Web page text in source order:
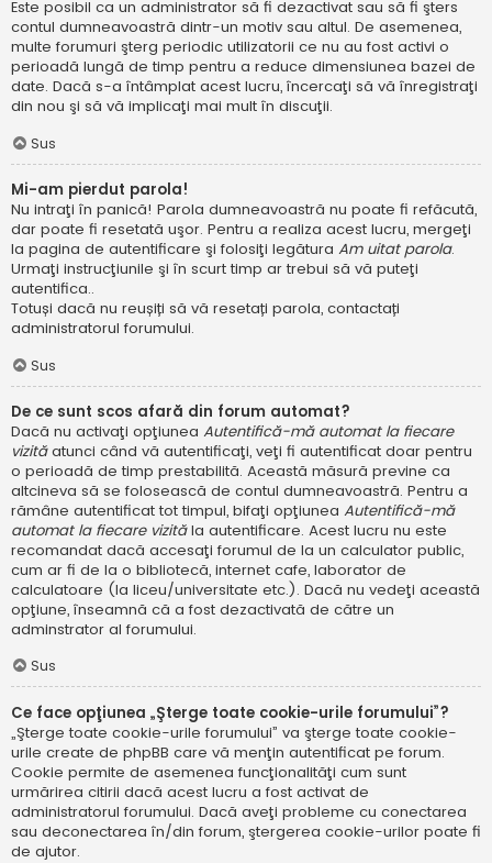
Este posibil ca un administrator să fi dezactivat sau să fi şters
contul dumneavoastră dintr-un motiv sau altul. De asemenea,
multe forumuri şterg periodic utilizatorii ce nu au fost activi o
perioadă lungă de timp pentru a reduce dimensiunea bazei de
date. Dacă s-a întâmplat acest lucru, încercaţi să vă înregistraţi
din nou şi să vă implicaţi mai mult în discuţii.
Sus
Mi-am pierdut parola!
Nu intraţi în panică! Parola dumneavoastră nu poate fi refăcută,
dar poate fi resetată uşor. Pentru a realiza acest lucru, mergeţi
la pagina de autentificare şi folosiţi legătura Am uitat parola.
Urmaţi instrucţiunile şi în scurt timp ar trebui să vă puteţi
autentifica..
Totuși dacă nu reușiți să vă resetați parola, contactați
administratorul forumului.
Sus
De ce sunt scos afară din forum automat?
Dacă nu activaţi opţiunea Autentifică-mă automat la fiecare
vizităatunci când vă autentificaţi, veţi fi autentificat doar pentru
o perioadă de timp prestabilită. Această măsură previne ca
altcineva să se folosească de contul dumneavoastră. Pentru a
rămâne autentificat tot timpul, bifaţi opţiunea Autentifică-mă
automat la fiecare vizităla autentificare. Acest lucru nu este
recomandat dacă accesaţi forumul de la un calculator public,
cum ar fi de la o bibliotecă, internet cafe, laborator de
calculatoare (la liceu/universitate etc.). Dacă nu vedeţi această
opţiune, înseamnă că a fost dezactivată de către un
adminstrator al forumului.
Sus
Ce face opţiunea „Şterge toate cookie-urile forumului”?
„Şterge toate cookie-urile forumului” va şterge toate cookie-
urile create de phpBB care vă menţin autentificat pe forum.
Cookie permite de asemenea funcţionalităţi cum sunt
urmărirea citirii dacă acest lucru a fost activat de
administratorul forumului. Dacă aveţi probleme cu conectarea
sau deconectarea în/din forum, ştergerea cookie-urilor poate fi
de ajutor.